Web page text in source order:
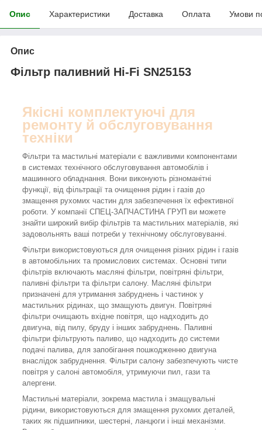
Опис Характеристики Доставка Оплата Умови
Опис
Фільтр паливний Hi-Fi SN25153
Якісні комплектуючі для
ремонту й обслуговування
техніки
Фільтри та мастильні матеріали є важливими компонентами
в системах технічного обслуговування автомобілів і
машинного обладнання. Вони виконують різноманітні
функції, від фільтрації та очищення рідин і газів до
змащення рухомих частин для забезпечення їх ефективної
роботи. У компанії СПЕЦ-ЗАПЧАСТИНА ГРУП ви можете
знайти широкий вибір фільтрів та мастильних матеріалів, які
задовольнять ваші потреби у технічному обслуговуванні.
Фільтри використовуються для очищення різних рідин і газів
в автомобільних та промислових системах. Основні типи
фільтрів включають масляні фільтри, повітряні фільтри,
паливні фільтри та фільтри салону. Масляні фільтри
призначені для утримання забруднень і частинок у
мастильних рідинах, що змащують двигун. Повітряні
фільтри очищають вхідне повітря, що надходить до
двигуна, від пилу, бруду і інших забруднень. Паливні
фільтри фільтрують паливо, що надходить до системи
подачі палива, для запобігання пошкодженню двигуна
внаслідок забруднення. Фільтри салону забезпечують чисте
повітря у салоні автомобіля, утримуючи пил, гази та
алергени.
Мастильні матеріали, зокрема мастила і змащувальні
рідини, використовуються для змащення рухомих деталей,
таких як підшипники, шестерні, ланцюги і інші механізми.